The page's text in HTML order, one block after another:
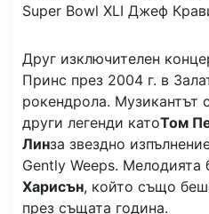
Super Bowl XLI Джеф
Друг изключителен
Принс през 2004 г. в
рокендрола. Музикантът
други легенди катоТом
Линза звездно
Gently Weeps. Мелодията
Харисън, който също
през същата година.